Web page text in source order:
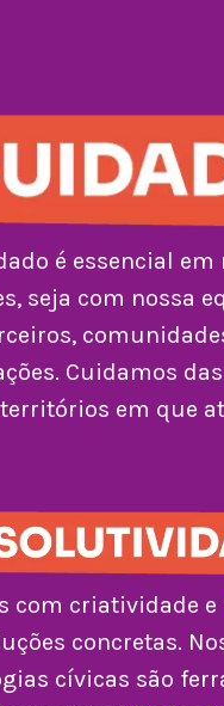
é essencial em
seja com nossa
Cuidamos
em que
com criatividade e
concretas.
cívicas são